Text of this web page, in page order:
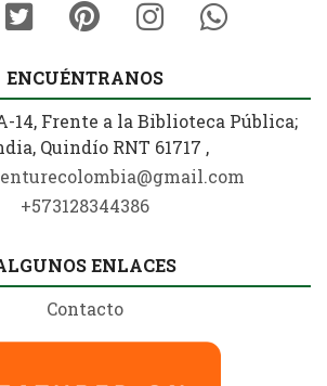
ENCUÉNTRANOS
14, Frente a la Biblioteca Pública;
Quindío RNT 61717 ,
+573128344386
ENLACES
Contacto